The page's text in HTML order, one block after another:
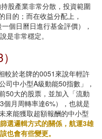
股產業非常分散，投資範圍
目的；而在收益分配上，
個日曆日進行基金評價），
是非常穩定。
較於老牌的0051來說年輕許
司中小型A級動能50指數」，
50大的股票，並加入「流動
月周轉率達6%），也就是
來能獲取超額報酬的中小型
選邏輯方式的關係，航運3雄
也會有些變更。